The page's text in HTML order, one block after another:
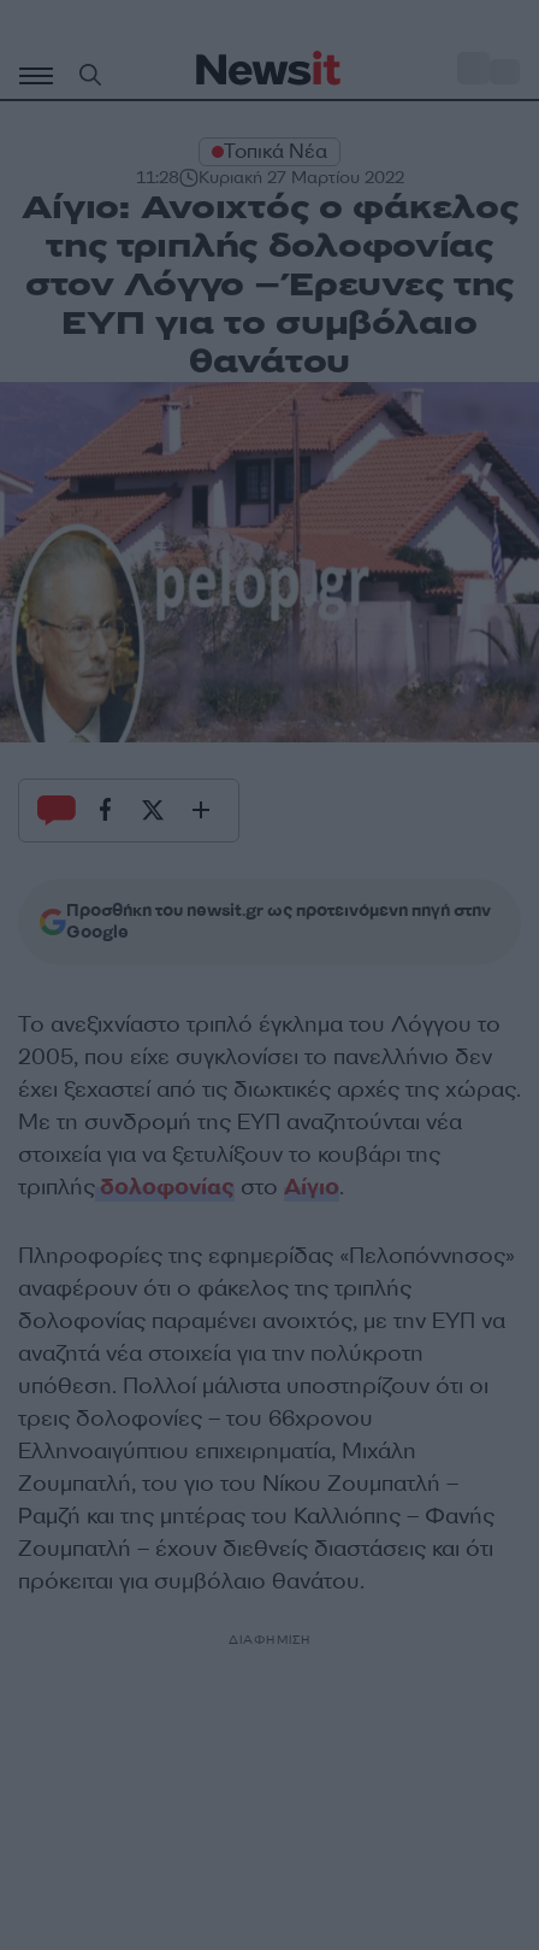
περιεχόμενο
Τοπικά Νέα
11:28 Κυριακή 27 Μαρτίου 2022
Αίγιο: Ανοιχτός ο φάκελος
της τριπλής δολοφονίας
στον Λόγγο – Έρευνες της
ΕΥΠ για το συμβόλαιο
θανάτου
Προσθήκη του newsit.gr ως προτεινόμενη πηγή στην
Google
Το ανεξιχνίαστο τριπλό έγκλημα του Λόγγου το
2005, που είχε συγκλονίσει το πανελλήνιο δεν
έχει ξεχαστεί από τις διωκτικές αρχές της χώρας.
Με τη συνδρομή της ΕΥΠ αναζητούνται νέα
στοιχεία για να ξετυλίξουν το κουβάρι της
τριπλής δολοφονίας στο Αίγιο.
Πληροφορίες της εφημερίδας «Πελοπόννησος»
αναφέρουν ότι ο φάκελος της τριπλής
δολοφονίας παραμένει ανοιχτός, με την ΕΥΠ να
αναζητά νέα στοιχεία για την πολύκροτη
υπόθεση. Πολλοί μάλιστα υποστηρίζουν ότι οι
τρεις δολοφονίες – του 66χρονου
Ελληνοαιγύπτιου επιχειρηματία, Μιχάλη
Ζουμπατλή, του γιο του Νίκου Ζουμπατλή –
Ραμζή και της μητέρας του Καλλιόπης – Φανής
Ζουμπατλή – έχουν διεθνείς διαστάσεις και ότι
πρόκειται για συμβόλαιο θανάτου.
ΔΙΑΦΗΜΙΣΗ